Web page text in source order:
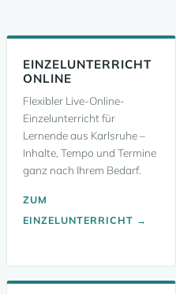
EINZELUNTERRICHT
ONLINE
Flexibler Live-Online-
Einzelunterricht für
Lernende aus Karlsruhe –
Inhalte, Tempo und Termine
ganz nach Ihrem Bedarf.
ZUM
EINZELUNTERRICHT →